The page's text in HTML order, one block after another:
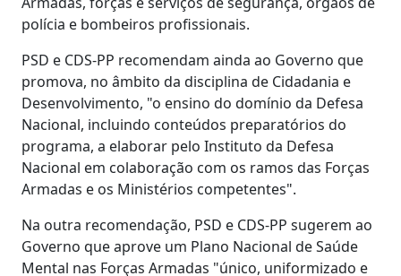
polícia e bombeiros profissionais.
PSD e CDS-PP recomendam ainda ao Governo que
promova, no âmbito da disciplina de Cidadania e
Desenvolvimento, "o ensino do domínio da Defesa
Nacional, incluindo conteúdos preparatórios do
programa, a elaborar pelo Instituto da Defesa
Nacional em colaboração com os ramos das Forças
Armadas e os Ministérios competentes".
Na outra recomendação, PSD e CDS-PP sugerem ao
Governo que aprove um Plano Nacional de Saúde
Mental nas Forças Armadas "único, uniformizado e